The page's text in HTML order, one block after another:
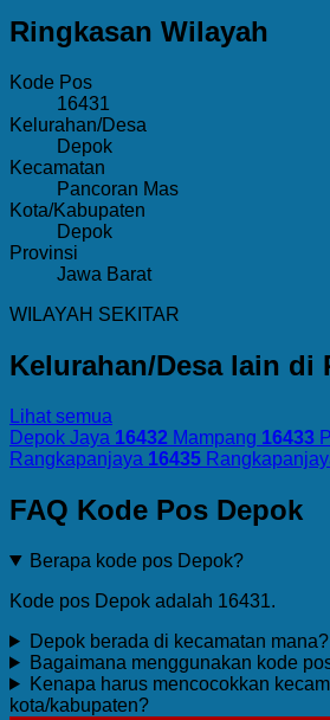
Ringkasan Wilayah
Kode Pos
16431
Kelurahan/Desa
Depok
Kecamatan
Pancoran Mas
Kota/Kabupaten
Depok
Provinsi
Jawa Barat
WILAYAH SEKITAR
Kelurahan/Desa lain di
Lihat semua
Depok Jaya 16432 Mampang 16433
Rangkapanjaya 16435
FAQ Kode Pos Depok
Berapa kode pos Depok?
Kode pos Depok adalah 16431.
Depok berada di kecamatan mana?
Bagaimana menggunakan kode
Kenapa harus mencocokkan
kota/kabupaten?